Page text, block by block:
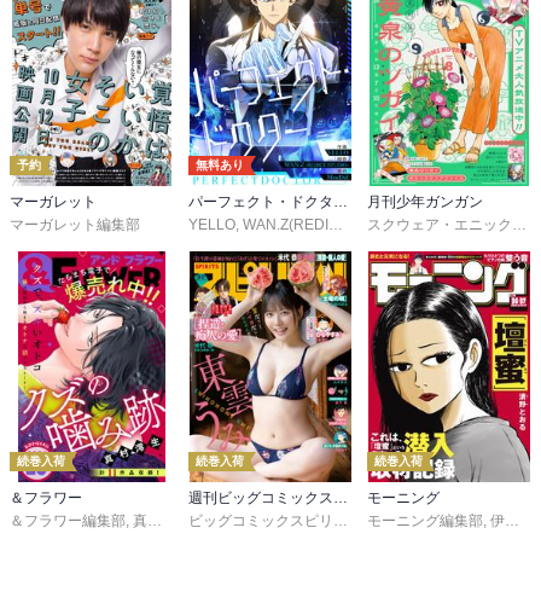
予約
マーガレット
マーガレット編集部
無料あり
パーフェクト・ドクター【タテヨミ】
YELLO, WAN.Z(REDICE STUDIO) ,MoeDal,REDICE
月刊少年ガンガン
スクウェア・エニックス
続巻入荷
＆フラワー
＆フラワー編集部 真村澪生 ,もりなかもなか, 芒其之一 ,小出真朱,深山くのえ
続巻入荷 続巻入荷
モーニング
モーニング編集部 伊咲智太